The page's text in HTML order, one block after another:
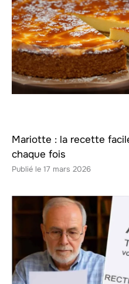
Mariotte : la recette
chaque fois
17 mars 2026